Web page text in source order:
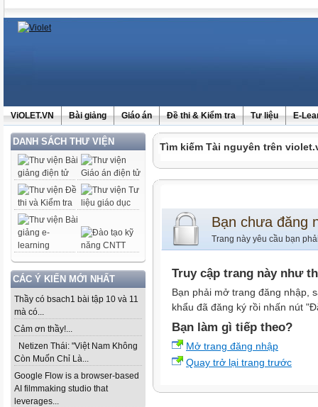
ViOLET.VN Bài giảng Giáo án Đề thi & Kiểm tra Tư liệu E-
DANH SÁCH THƯ VIỆN
CÁC Ý KIẾN MỚI NHẤT
Thầy có bsach1 bài tập 10 và 11
mà có...
Cảm ơn thầy!...
Netizen Thái: "Việt Nam Không
Còn Muốn Chỉ Là...
Google Flow is a browser-based
AI filmmaking studio that
leverages...
Tìm kiếm Tài nguyên trên
Bạn chưa đăng
Trang này yêu cầu bạn
Truy cập trang này như
Bạn phải mở trang đăng nhập,
khẩu đã đăng ký rồi nhấn nút
Bạn làm gì tiếp theo?
Mở trang đăng nhập
Quay trở lại trang trước